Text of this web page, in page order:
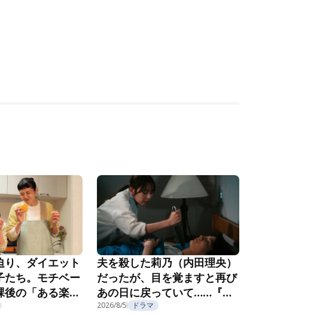
り、ダイエット
たち。モチベー
後の「ある楽し
こころのフフ
夫を殺した莉乃（内田理央）
だったが、目を覚ますと再び
あの日に戻っていて……『夫
を殺したはずなのに』第2話
2026/8/5 ドラマ